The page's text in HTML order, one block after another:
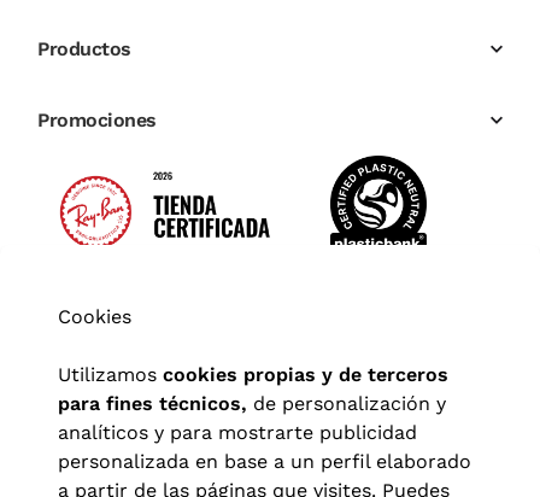
Productos
Promociones
Cookies
Utilizamos cookies propias y de terceros
para fines técnicos, de personalización y
analíticos y para mostrarte publicidad
personalizada en base a un perfil elaborado
a partir de las páginas que visites. Puedes